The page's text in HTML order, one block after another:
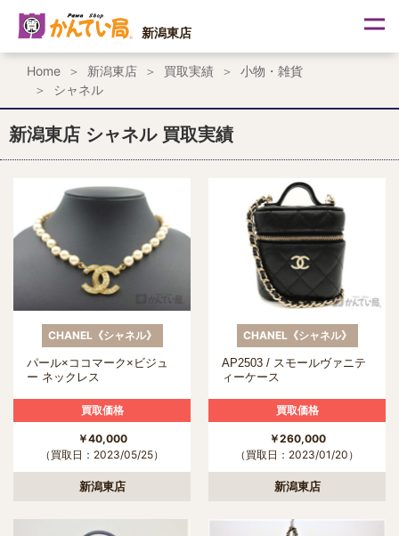
ス
プ
新潟東店
Home 新潟東店 買取実績
小物・雑貨
シャネル
新潟東店 シャネル 買取実績
CHANEL《シャネル》
パール×ココマーク×ビジュ
ー ネックレス
買取価格
￥40,000
（買取日：2023/05/25）
新潟東店
CHANEL《シャネル》
AP2503 / スモールヴァニテ
ィーケース
買取価格
￥260,000
（買取日：2023/01/20）
新潟東店